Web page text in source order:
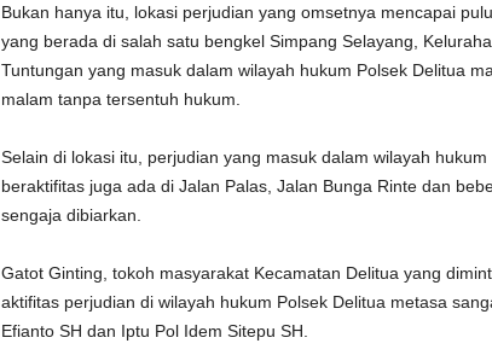
Bukan hanya itu, lokasi perjudian yang omsetnya mencapai
yang berada di salah satu bengkel Simpang Selayang,
Tuntungan yang masuk dalam wilayah hukum Polsek Delitua
malam tanpa tersentuh hukum.
Selain di lokasi itu, perjudian yang masuk dalam wilayah
beraktifitas juga ada di Jalan Palas, Jalan Bunga Rinte dan
sengaja dibiarkan.
Gatot Ginting, tokoh masyarakat Kecamatan Delitua yang
aktifitas perjudian di wilayah hukum Polsek Delitua metasa
Efianto SH dan Iptu Pol Idem Sitepu SH.